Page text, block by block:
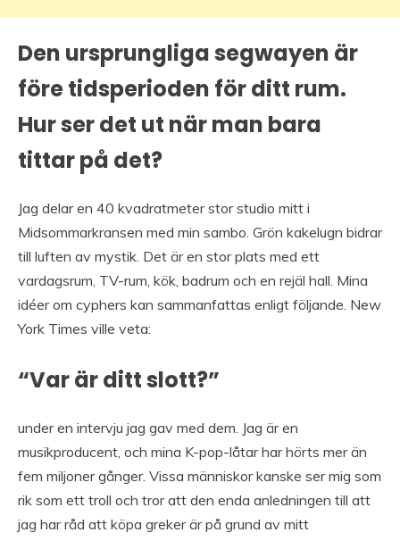
Den ursprungliga segwayen är
före tidsperioden för ditt rum.
Hur ser det ut när man bara
tittar på det?
Jag delar en 40 kvadratmeter stor studio mitt i
Midsommarkransen med min sambo. Grön kakelugn bidrar
till luften av mystik. Det är en stor plats med ett
vardagsrum, TV-rum, kök, badrum och en rejäl hall. Mina
idéer om cyphers kan sammanfattas enligt följande. New
York Times ville veta:
“Var är ditt slott?”
under en intervju jag gav med dem. Jag är en
musikproducent, och mina K-pop-låtar har hörts mer än
fem miljoner gånger. Vissa människor kanske ser mig som
rik som ett troll och tror att den enda anledningen till att
jag har råd att köpa greker är på grund av mitt